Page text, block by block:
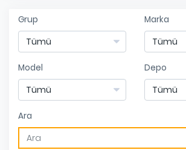
Grup Marka
Model Depo
Ara